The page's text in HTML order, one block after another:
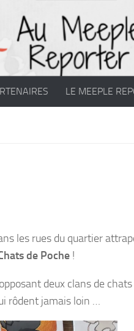
LE MEEPLE
les rues du quartier
de Poche !
deux clans de
rôdent jamais loin …